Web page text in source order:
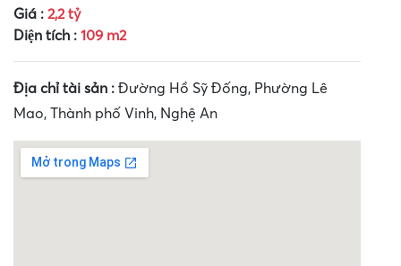
Giá : 2,2 tỷ
Diện tích : 109 m2
Địa chỉ tài sản : Đường Hồ Sỹ Đống, Phường Lê
Mao, Thành phố Vinh, Nghệ An